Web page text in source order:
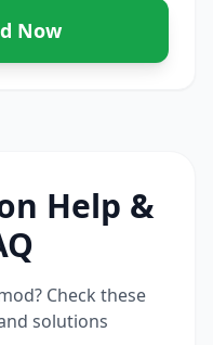
Now
Help &
Check these
solutions